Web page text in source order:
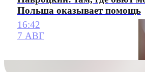
Польша оказывает помощь
16:42
7 АВГ